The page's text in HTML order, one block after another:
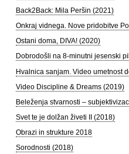
Back2Back: Mila Peršin (2021)
Onkraj vidnega. Nove pridobitve
Ostani doma, DIVA! (2020)
Dobrodošli na 8-minutni jesenski
Hvalnica sanjam. Video umetnost
Video Discipline & Dreams (2019)
Beleženja stvarnosti –
Svet te je dolžan živeti II (2018)
Obrazi in strukture 2018
Sorodnosti (2018)